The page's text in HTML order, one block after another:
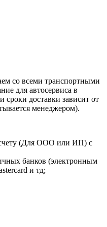
со всеми транспортными
для автосервиса в
доставки зависит от
менеджером).
(Для ООО или ИП) с
банков (электронным
и тд;